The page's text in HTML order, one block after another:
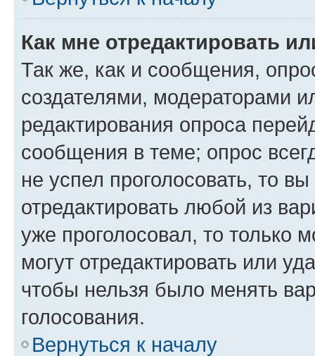
Как мне отредактировать
Так же, как и сообщения,
создателями, модераторами
редактирования опроса
сообщения в теме; опрос
не успел проголосовать, то
отредактировать любой из
уже проголосовал, то только
могут отредактировать или
чтобы нельзя было менять
голосования.
Вернуться к началу